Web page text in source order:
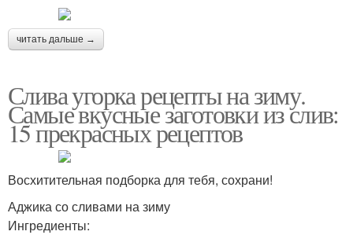
читать дальше →
Слива угорка рецепты на зиму.
Самые вкусные заготовки из слив:
15 прекрасных рецептов
Восхитительная подборка для тебя, сохрани!
Аджика со сливами на зиму
Ингредиенты: